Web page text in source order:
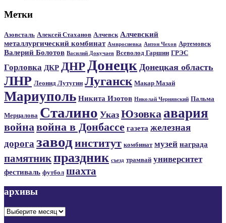
Метки
Азовсталь Алексей Стаханов Алчевск Алчевский
металлургический комбинат Амвросиевка Антон Чехов Артемовск
Валерий Болотов Василий Докучаев Всеволод Гаршин ГРЭС
Горловка ДКР ДНР Донецк Донецкая область
ЛНР Леонид Лутугин Луганск Макар Мазай
Мариуполь Никита Изотов Николай Чернявский Пальма
Мерцалова Сталино Указ Юзовка авария
война война в Донбассе газета железная
дорога завод институт комбинат музей награда
памятникпраздник съезд трамвай университет
фестиваль футбол шахта
архивы
архивы